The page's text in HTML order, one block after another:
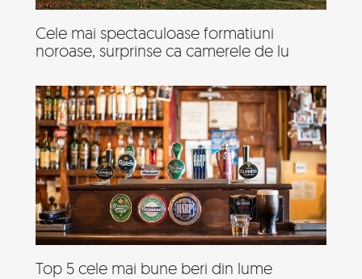
Cele mai spectaculoase formatiuni
noroase, surprinse ca camerele de lu
Top 5 cele mai bune beri din lume